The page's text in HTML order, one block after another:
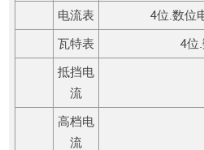
电流表 4位.数位
瓦特表 4位
抵挡电
流
高档电
流